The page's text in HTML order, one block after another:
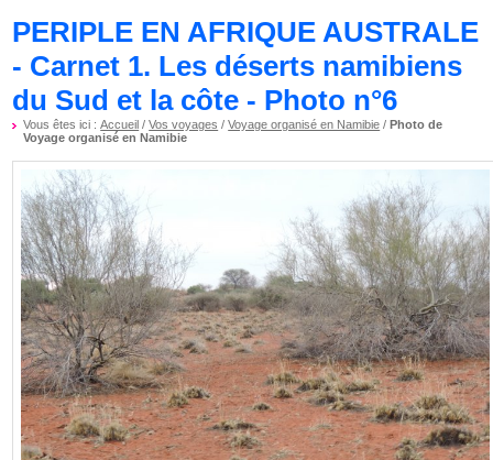
PERIPLE EN AFRIQUE AUSTRALE
- Carnet 1. Les déserts namibiens
du Sud et la côte - Photo n°6
Vous êtes ici :Accueil /Vos voyages /Voyage organisé en Namibie /Photo de
Voyage organisé en Namibie